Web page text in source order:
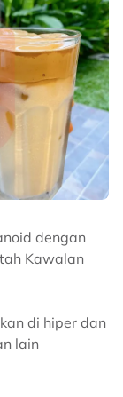
dengan
Kawalan
di hiper dan
lain